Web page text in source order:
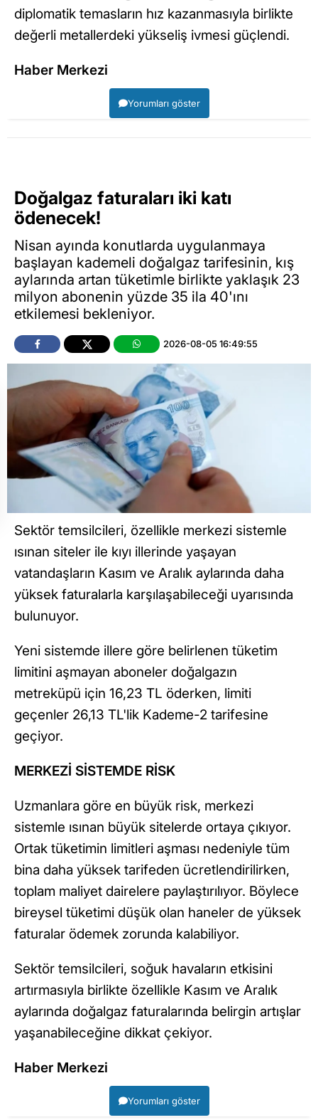
diplomatik temasların hız kazanmasıyla birlikte
değerli metallerdeki yükseliş ivmesi güçlendi.
Haber Merkezi
Yorumları göster
Doğalgaz faturaları iki katı
ödenecek!
Nisan ayında konutlarda uygulanmaya
başlayan kademeli doğalgaz tarifesinin, kış
aylarında artan tüketimle birlikte yaklaşık 23
milyon abonenin yüzde 35 ila 40'ını
etkilemesi bekleniyor.
2026-08-05 16:49:55
Sektör temsilcileri, özellikle merkezi sistemle
ısınan siteler ile kıyı illerinde yaşayan
vatandaşların Kasım ve Aralık aylarında daha
yüksek faturalarla karşılaşabileceği uyarısında
bulunuyor.
Yeni sistemde illere göre belirlenen tüketim
limitini aşmayan aboneler doğalgazın
metreküpü için 16,23 TL öderken, limiti
geçenler 26,13 TL'lik Kademe-2 tarifesine
geçiyor.
MERKEZİ SİSTEMDE RİSK
Uzmanlara göre en büyük risk, merkezi
sistemle ısınan büyük sitelerde ortaya çıkıyor.
Ortak tüketimin limitleri aşması nedeniyle tüm
bina daha yüksek tarifeden ücretlendirilirken,
toplam maliyet dairelere paylaştırılıyor. Böylece
bireysel tüketimi düşük olan haneler de yüksek
faturalar ödemek zorunda kalabiliyor.
Sektör temsilcileri, soğuk havaların etkisini
artırmasıyla birlikte özellikle Kasım ve Aralık
aylarında doğalgaz faturalarında belirgin artışlar
yaşanabileceğine dikkat çekiyor.
Haber Merkezi
Yorumları göster